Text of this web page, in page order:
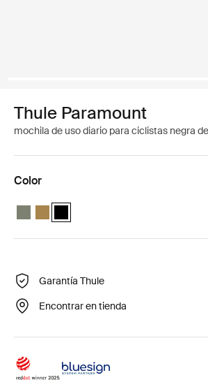
Thule Paramount
mochila de uso diario para ciclistas negra
Color
Thule Paramount bike commute backpack
Thule Paramount bike commute
Thule Paramount bike commute
Garantía Thule
Encontrar en tienda